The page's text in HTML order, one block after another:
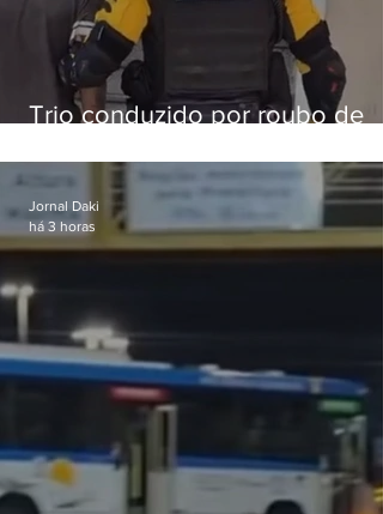
Trio conduzido por roubo de
passagens
Jornal Daki
há 3 horas